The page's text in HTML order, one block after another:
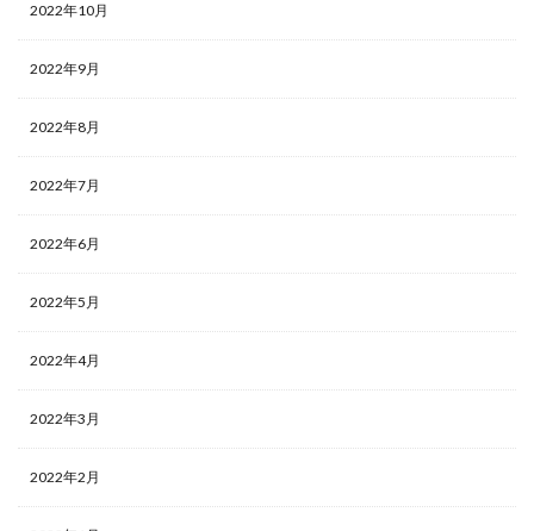
2022年10月
2022年9月
2022年8月
2022年7月
2022年6月
2022年5月
2022年4月
2022年3月
2022年2月